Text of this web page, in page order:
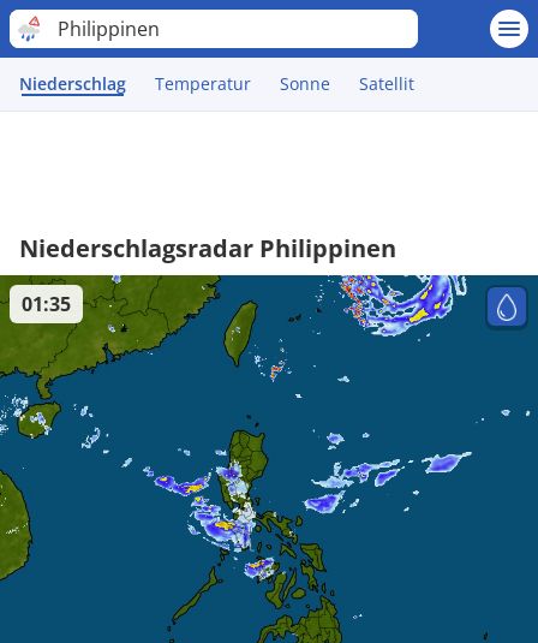
Philippinen
Niederschlag Temperatur Sonne Satellit
Niederschlagsradar Philippinen
01:35